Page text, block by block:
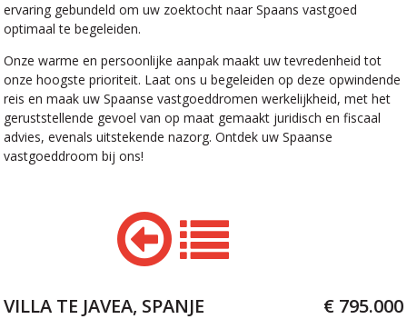
ervaring gebundeld om uw zoektocht naar Spaans vastgoed
optimaal te begeleiden.
Onze warme en persoonlijke aanpak maakt uw tevredenheid tot
onze hoogste prioriteit. Laat ons u begeleiden op deze opwindende
reis en maak uw Spaanse vastgoeddromen werkelijkheid, met het
geruststellende gevoel van op maat gemaakt juridisch en fiscaal
advies, evenals uitstekende nazorg. Ontdek uw Spaanse
vastgoeddroom bij ons!
VILLA TE JAVEA, SPANJE € 795.000